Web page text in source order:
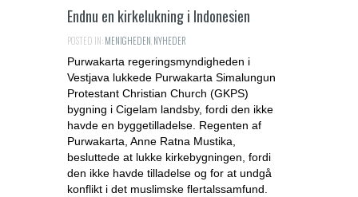
Endnu en kirkelukning i Indonesien
POSTED IN:MENIGHEDEN NYHEDER
Purwakarta regeringsmyndigheden i
Vestjava lukkede Purwakarta Simalungun
Protestant Christian Church (GKPS)
bygning i Cigelam landsby, fordi den ikke
havde en byggetilladelse. Regenten af
Purwakarta, Anne Ratna Mustika,
besluttede at lukke kirkebygningen, fordi
den ikke havde tilladelse og for at undgå
konflikt i det muslimske flertalssamfund.